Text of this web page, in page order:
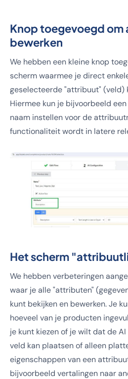
Knop toegevoegd
bewerken
We hebben een kleine knop
scherm waarmee je direct
geselecteerde "attribuut" (veld)
Hiermee kun je bijvoorbeeld
naam instellen voor de
functionaliteit wordt in latere
Het scherm
We hebben verbeteringen
waar je alle "attributen"
kunt bekijken en bewerken. Je
hoeveel van je producten
je kunt kiezen of je wilt dat de
veld kan plaatsen of alleen
eigenschappen van een
bijvoorbeeld vertalingen naar